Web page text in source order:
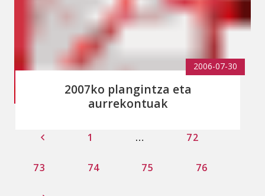
2006-07-30
2007ko plangintza eta
aurrekontuak
1 … 72
73 74 75 76